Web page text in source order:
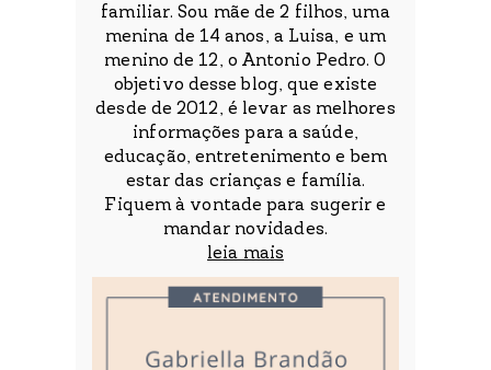
familiar. Sou mãe de 2 filhos, uma
menina de 14 anos, a Luisa, e um
menino de 12, o Antonio Pedro. O
objetivo desse blog, que existe
desde de 2012, é levar as melhores
informações para a saúde,
educação, entretenimento e bem
estar das crianças e família.
Fiquem à vontade para sugerir e
mandar novidades.
leia mais